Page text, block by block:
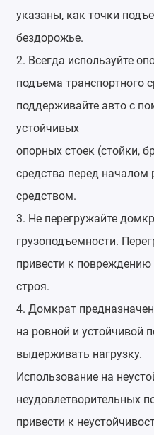
указаны, как точки
бездорожье.
2. Всегда используйте
подъема транспортного
поддерживайте авто с
устойчивых
опорных стоек (стойки,
средства перед
средством.
3. Не перегружайте
грузоподъемности.
привести к
строя.
4. Домкрат
на ровной и устойчивой
выдерживать нагрузку.
Использование на
неудовлетворительных
привести к